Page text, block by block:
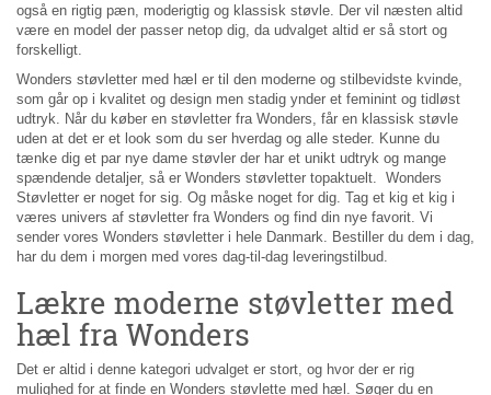
også en rigtig pæn, moderigtig og klassisk støvle. Der vil næsten altid
være en model der passer netop dig, da udvalget altid er så stort og
forskelligt.
Wonders støvletter med hæl er til den moderne og stilbevidste kvinde,
som går op i kvalitet og design men stadig ynder et feminint og tidløst
udtryk. Når du køber en støvletter fra Wonders, får en klassisk støvle
uden at det er et look som du ser hverdag og alle steder. Kunne du
tænke dig et par nye dame støvler der har et unikt udtryk og mange
spændende detaljer, så er Wonders støvletter topaktuelt. Wonders
Støvletter er noget for sig. Og måske noget for dig. Tag et kig et kig i
væres univers af støvletter fra Wonders og find din nye favorit. Vi
sender vores Wonders støvletter i hele Danmark. Bestiller du dem i dag,
har du dem i morgen med vores dag-til-dag leveringstilbud.
Lækre moderne støvletter med
hæl fra Wonders
Det er altid i denne kategori udvalget er stort, og hvor der er rig
mulighed for at finde en Wonders støvlette med hæl. Søger du en